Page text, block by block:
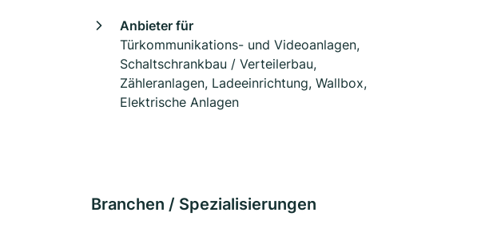
Anbieter für
Türkommunikations- und Videoanlagen,
Schaltschrankbau / Verteilerbau,
Zähleranlagen, Ladeeinrichtung, Wallbox,
Elektrische Anlagen
Branchen / Spezialisierungen